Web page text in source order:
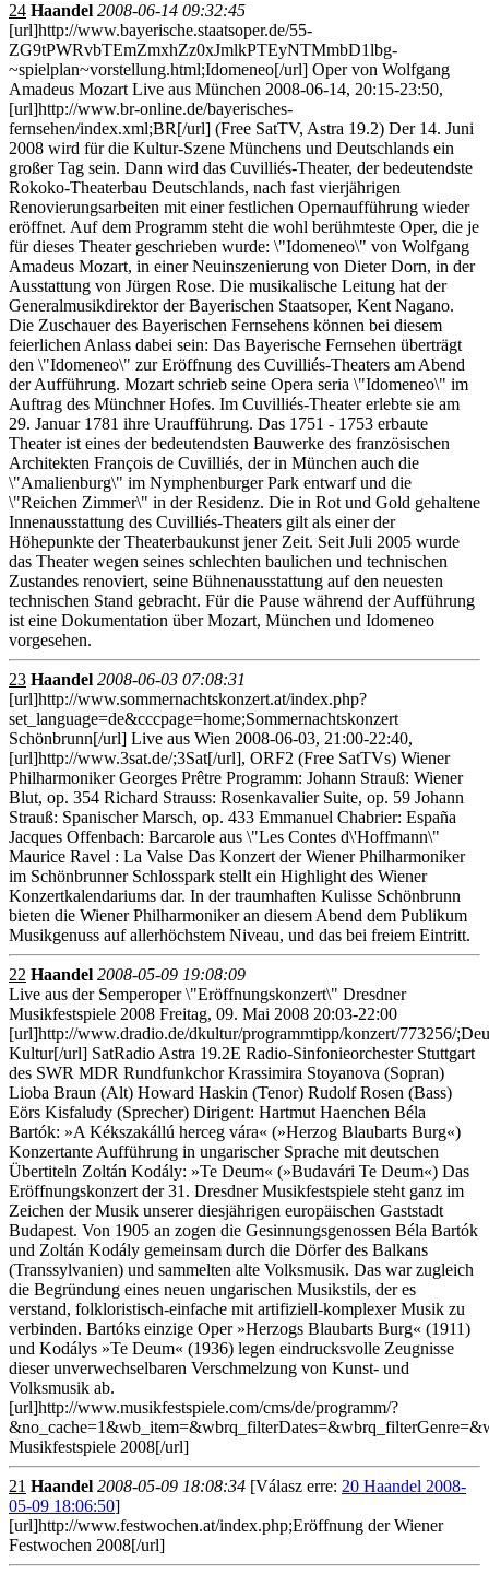
24 Haandel 2008-06-14 09:32:45
[url]http://www.bayerische.staatsoper.de/55-
ZG9tPWRvbTEmZmxhZz0xJmlkPTEyNTMmbD1lbg-
~spielplan~vorstellung.html;Idomeneo[/url] Oper von Wolfgang
Amadeus Mozart Live aus München 2008-06-14, 20:15-23:50,
[url]http://www.br-online.de/bayerisches-
fernsehen/index.xml;BR[/url] (Free SatTV, Astra 19.2) Der 14. Juni
2008 wird für die Kultur-Szene Münchens und Deutschlands ein
großer Tag sein. Dann wird das Cuvilliés-Theater, der bedeutendste
Rokoko-Theaterbau Deutschlands, nach fast vierjährigen
Renovierungsarbeiten mit einer festlichen Opernaufführung wieder
eröffnet. Auf dem Programm steht die wohl berühmteste Oper, die je
für dieses Theater geschrieben wurde: \"Idomeneo\" von Wolfgang
Amadeus Mozart, in einer Neuinszenierung von Dieter Dorn, in der
Ausstattung von Jürgen Rose. Die musikalische Leitung hat der
Generalmusikdirektor der Bayerischen Staatsoper, Kent Nagano.
Die Zuschauer des Bayerischen Fernsehens können bei diesem
feierlichen Anlass dabei sein: Das Bayerische Fernsehen überträgt
den \"Idomeneo\" zur Eröffnung des Cuvilliés-Theaters am Abend
der Aufführung. Mozart schrieb seine Opera seria \"Idomeneo\" im
Auftrag des Münchner Hofes. Im Cuvilliés-Theater erlebte sie am
29. Januar 1781 ihre Uraufführung. Das 1751 - 1753 erbaute
Theater ist eines der bedeutendsten Bauwerke des französischen
Architekten François de Cuvilliés, der in München auch die
\"Amalienburg\" im Nymphenburger Park entwarf und die
\"Reichen Zimmer\" in der Residenz. Die in Rot und Gold gehaltene
Innenausstattung des Cuvilliés-Theaters gilt als einer der
Höhepunkte der Theaterbaukunst jener Zeit. Seit Juli 2005 wurde
das Theater wegen seines schlechten baulichen und technischen
Zustandes renoviert, seine Bühnenausstattung auf den neuesten
technischen Stand gebracht. Für die Pause während der Aufführung
ist eine Dokumentation über Mozart, München und Idomeneo
vorgesehen.
23 Haandel 2008-06-03 07:08:31
[url]http://www.sommernachtskonzert.at/index.php?
set_language=de&cccpage=home;Sommernachtskonzert
Schönbrunn[/url] Live aus Wien 2008-06-03, 21:00-22:40,
[url]http://www.3sat.de/;3Sat[/url], ORF2 (Free SatTVs) Wiener
Philharmoniker Georges Prêtre Programm: Johann Strauß: Wiener
Blut, op. 354 Richard Strauss: Rosenkavalier Suite, op. 59 Johann
Strauß: Spanischer Marsch, op. 433 Emmanuel Chabrier: España
Jacques Offenbach: Barcarole aus \"Les Contes d\'Hoffmann\"
Maurice Ravel : La Valse Das Konzert der Wiener Philharmoniker
im Schönbrunner Schlosspark stellt ein Highlight des Wiener
Konzertkalendariums dar. In der traumhaften Kulisse Schönbrunn
bieten die Wiener Philharmoniker an diesem Abend dem Publikum
Musikgenuss auf allerhöchstem Niveau, und das bei freiem Eintritt.
22 Haandel 2008-05-09 19:08:09
Live aus der Semperoper \"Eröffnungskonzert\" Dresdner
Musikfestspiele 2008 Freitag, 09. Mai 2008 20:03-22:00
[url]http://www.dradio.de/dkultur/programmtipp/konzert/773256/
Kultur[/url] SatRadio Astra 19.2E Radio-Sinfonieorchester Stuttgart
des SWR MDR Rundfunkchor Krassimira Stoyanova (Sopran)
Lioba Braun (Alt) Howard Haskin (Tenor) Rudolf Rosen (Bass)
Eörs Kisfaludy (Sprecher) Dirigent: Hartmut Haenchen Béla
Bartók: »A Kékszakállú herceg vára« (»Herzog Blaubarts Burg«)
Konzertante Aufführung in ungarischer Sprache mit deutschen
Übertiteln Zoltán Kodály: »Te Deum« (»Budavári Te Deum«) Das
Eröffnungskonzert der 31. Dresdner Musikfestspiele steht ganz im
Zeichen der Musik unserer diesjährigen europäischen Gaststadt
Budapest. Von 1905 an zogen die Gesinnungsgenossen Béla Bartók
und Zoltán Kodály gemeinsam durch die Dörfer des Balkans
(Transsylvanien) und sammelten alte Volksmusik. Das war zugleich
die Begründung eines neuen ungarischen Musikstils, der es
verstand, folkloristisch-einfache mit artifiziell-komplexer Musik zu
verbinden. Bartóks einzige Oper »Herzogs Blaubarts Burg« (1911)
und Kodálys »Te Deum« (1936) legen eindrucksvolle Zeugnisse
dieser unverwechselbaren Verschmelzung von Kunst- und
Volksmusik ab.
[url]http://www.musikfestspiele.com/cms/de/programm/?
Musikfestspiele 2008[/url]
21 Haandel 2008-05-09 18:08:34 [Válasz erre: 20 Haandel 2008-
05-09 18:06:50]
[url]http://www.festwochen.at/index.php;Eröffnung der Wiener
Festwochen 2008[/url]